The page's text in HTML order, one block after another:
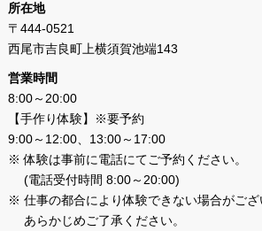
所在地
〒444-0521
西尾市吉良町上横須賀池端143
営業時間
8:00～20:00
【手作り体験】※要予約
9:00～12:00、13:00～17:00
※ 体験は事前に電話にてご予約ください。
(電話受付時間 8:00～20:00)
※ 仕事の都合により体験できない場合がござ
あらかじめご了承ください。